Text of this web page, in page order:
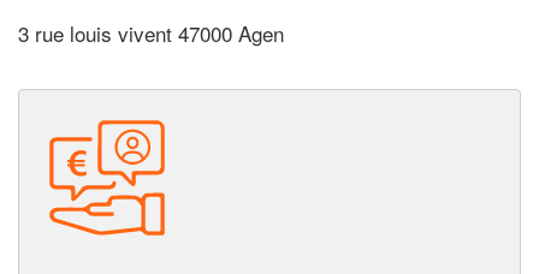
3 rue louis vivent 47000 Agen